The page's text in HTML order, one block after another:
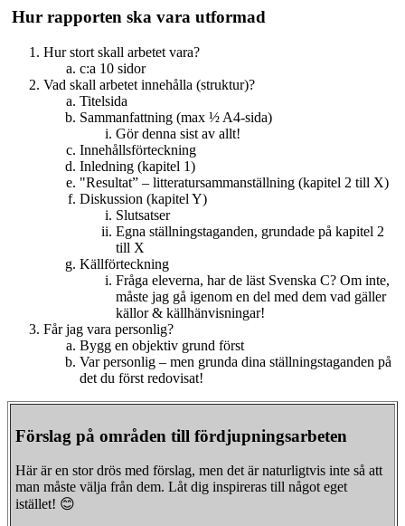
Hur rapporten ska vara utformad
Hur stort skall arbetet vara?
c:a 10 sidor
Vad skall arbetet innehålla (struktur)?
Titelsida
Sammanfattning (max ½ A4-sida)
Gör denna sist av allt!
Innehållsförteckning
Inledning (kapitel 1)
"Resultat” – litteratursammanställning (kapitel 2 till X)
Diskussion (kapitel Y)
Slutsatser
Egna ställningstaganden, grundade på kapitel 2
till X
Källförteckning
Fråga eleverna, har de läst Svenska C? Om inte,
måste jag gå igenom en del med dem vad gäller
källor & källhänvisningar!
Får jag vara personlig?
Bygg en objektiv grund först
Var personlig – men grunda dina ställningstaganden på
det du först redovisat!
Förslag på områden till fördjupningsarbeten
Här är en stor drös med förslag, men det är naturligtvis inte så att
man måste välja från dem. Låt dig inspireras till något eget
istället! 😊